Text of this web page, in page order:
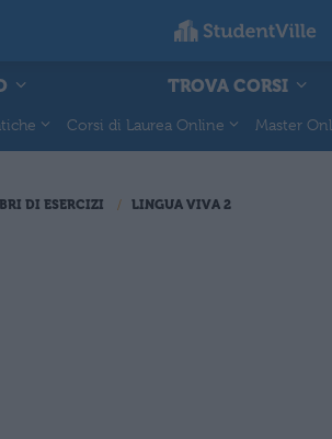
TROVA CORSI
Corsi di Laurea Online Master
DI ESERCIZI LINGUA VIVA 2